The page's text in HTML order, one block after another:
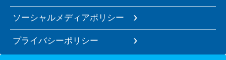
ソーシャルメディアポリシー
プライバシーポリシー